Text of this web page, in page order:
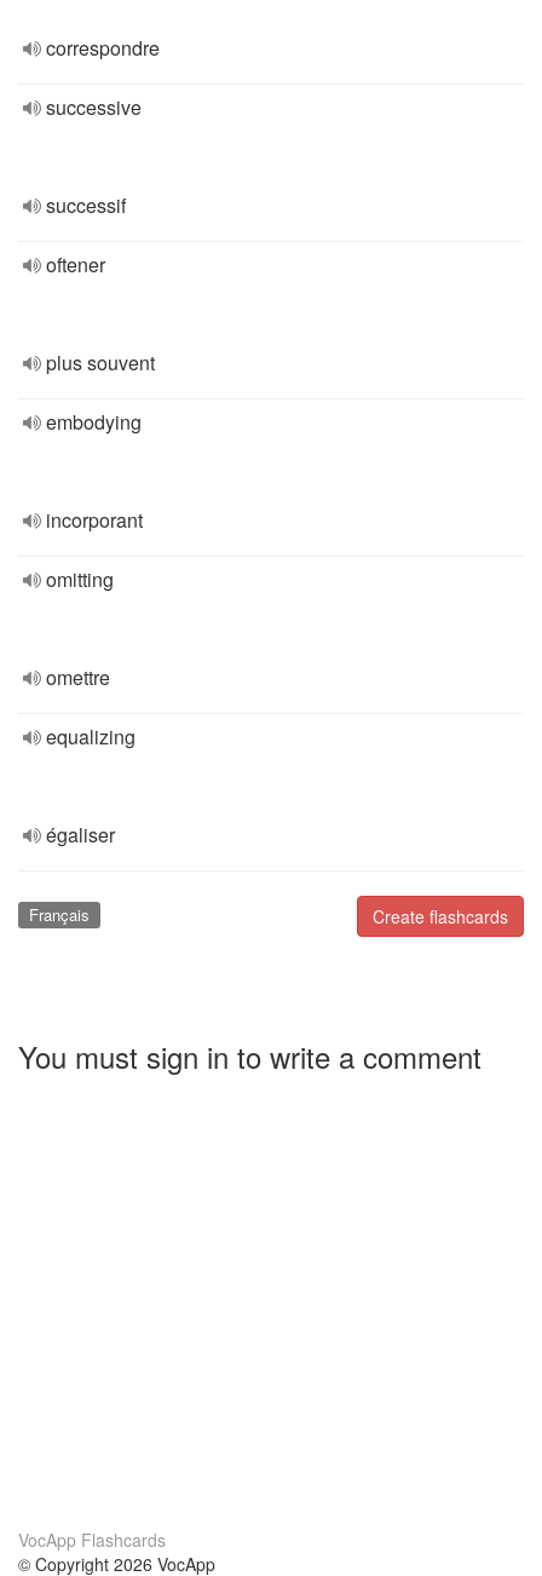
correspondre
successive
successif
oftener
plus souvent
embodying
incorporant
omitting
omettre
equalizing
égaliser
Create flashcards
Français
You must sign in to write a comment
VocApp Flashcards
© Copyright 2026 VocApp